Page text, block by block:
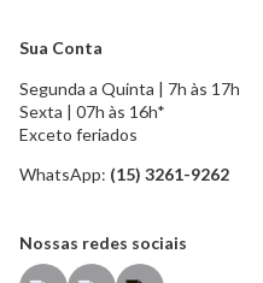
Blog Aramado.com
Política de Privacidade
Política de Troca e Devolução
Política de Frete Grátis
Sua Conta
Minha Conta
Meus pedidos
Segunda a Quinta | 7h às 17h
Sexta | 07h às 16h*
Exceto feriados
WhatsApp: (15) 3261-9262
Nossas redes sociais